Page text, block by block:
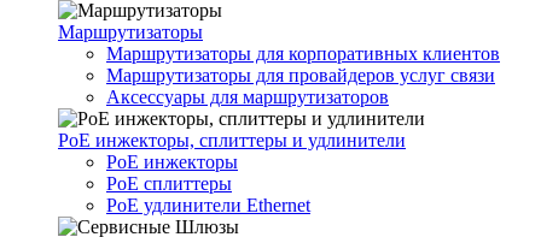
Маршрутизаторы
Маршрутизаторы для корпоративных клиентов
Маршрутизаторы для провайдеров услуг связи
Аксессуары для маршрутизаторов
PoE инжекторы, сплиттеры и удлинители
PoE инжекторы
PoE сплиттеры
PoE удлинители Ethernet